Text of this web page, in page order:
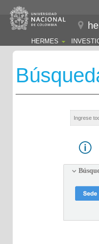
HERMES